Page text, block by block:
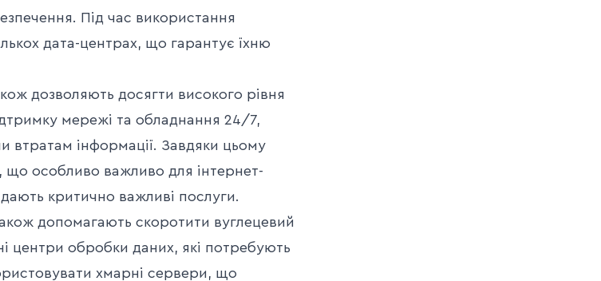
Під час використання
дата-центрах, що гарантує їхню
дозволяють досягти високого рівня
мережі та обладнання 24/7,
втратам інформації. Завдяки цьому
що особливо важливо для інтернет-
критично важливі послуги.
допомагають скоротити вуглецевий
центри обробки даних, які потребують
хмарні сервери, що